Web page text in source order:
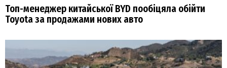
Топ-менеджер китайської BYD пообіцяла обійти
Toyota за продажами нових авто